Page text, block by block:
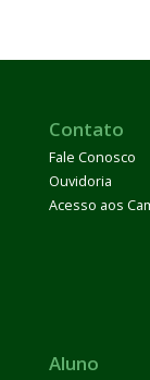
Contato
Fale Conosco
Ouvidoria
Acesso aos
Aluno